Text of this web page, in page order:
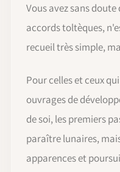
Vous avez sans
accords toltèques,
recueil très simple,
Pour celles et ceux
ouvrages de
de soi, les premiers
paraître lunaires,
apparences et